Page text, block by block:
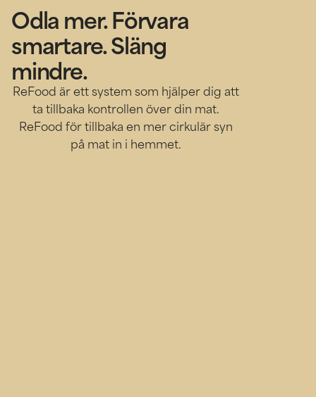
Odla mer. Förvara
smartare. Släng
mindre.
ReFood är ett system som hjälper dig att
ta tillbaka kontrollen över din mat.
ReFood för tillbaka en mer cirkulär syn
på mat in i hemmet.